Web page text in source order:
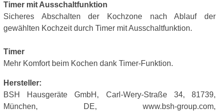
Timer mit Ausschaltfunktion
Sicheres Abschalten der Kochzone nach Ablauf der
gewählten Kochzeit durch Timer mit Ausschaltfunktion.
Timer
Mehr Komfort beim Kochen dank Timer-Funktion.
Hersteller:
BSH Hausgeräte GmbH, Carl-Wery-Straße 34, 81739,
München, DE, www.bsh-group.com,